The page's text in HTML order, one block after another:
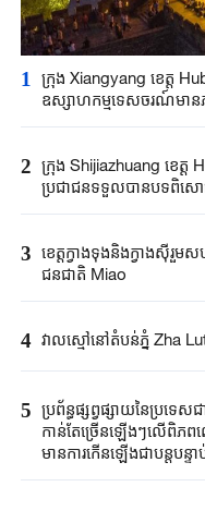
1
ក្រុង Xiangyang ខេត្ត
ឧស្សាហកម្មទេសចរណ៍មានភ
2 ក្រុង Shijiazhuang ខេត្ត
ប្រជាជនទទួលបានបទពិស
3 ខេត្តក្វាងទុងនិងក្វាងស៊ីរួម
ជនជាតិ Miao
4 វាលស្មៅនៅតំបន់ភ្នំ Zha
5 ប្រព័ន្ធផ្សព្វផ្សាយនៃប្រទ
កាន់តែច្រើនឡើងៗលើពិភ
មានការកើនឡើងជាបន្តបន្ទា